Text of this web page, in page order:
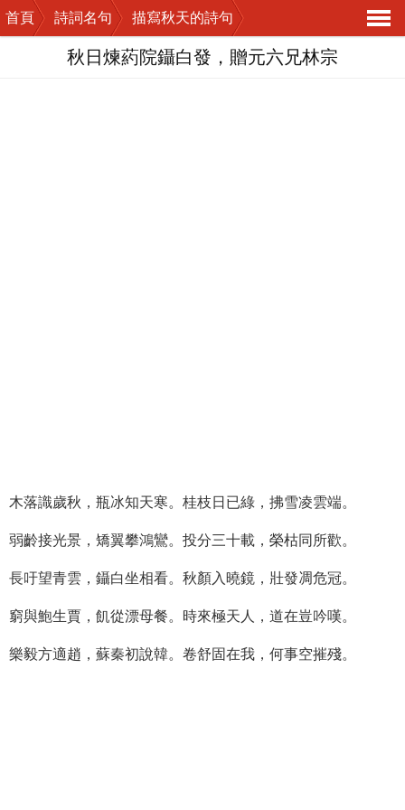
首頁 詩詞名句
描寫秋天的詩句
導
秋日煉葯院鑷白發，贈元六兄林宗
木落識歲秋，瓶冰知天寒。桂枝日已綠，拂雪凌雲端。
弱齡接光景，矯翼攀鴻鸞。投分三十載，榮枯同所歡。
長吁望青雲，鑷白坐相看。秋顏入曉鏡，壯發凋危冠。
窮與鮑生賈，飢從漂母餐。時來極天人，道在豈吟嘆。
樂毅方適趙，蘇秦初說韓。卷舒固在我，何事空摧殘。